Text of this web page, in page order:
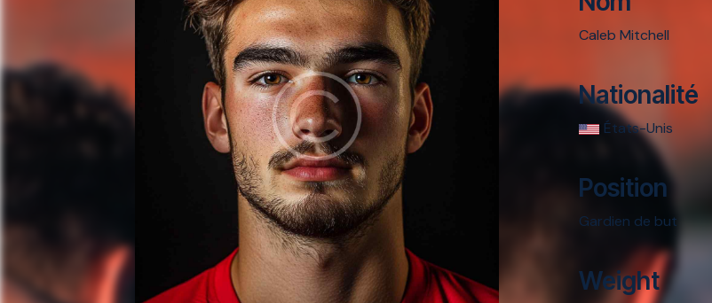
Caleb Mitchell
Nationalité
États-Unis
Position
Gardien de but
Weight